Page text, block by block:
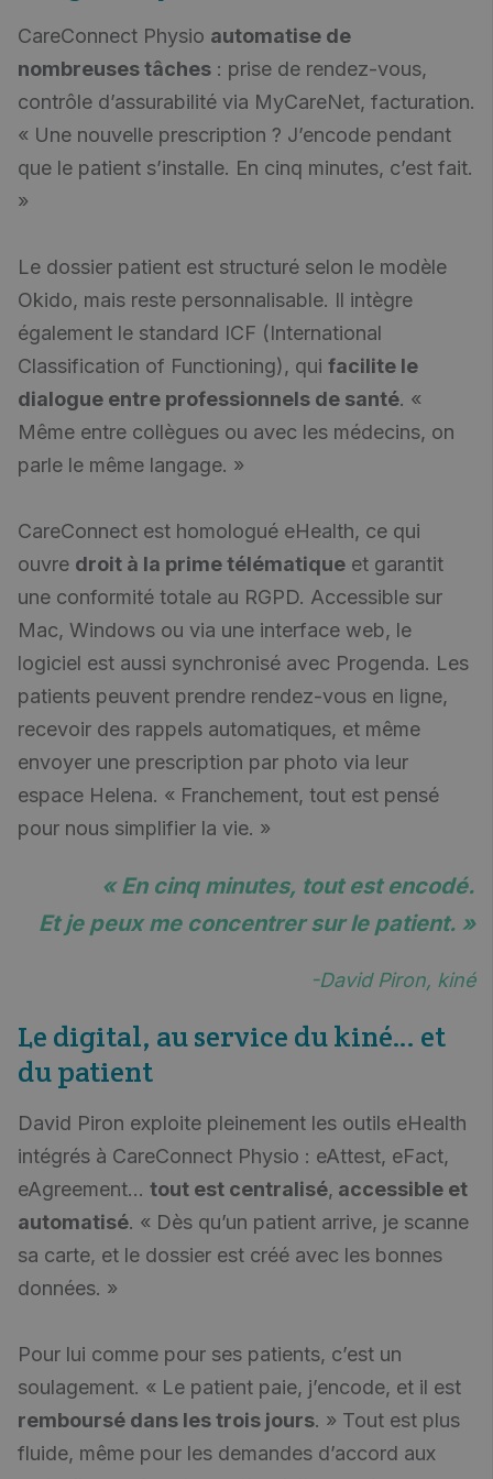
CareConnect Physio automatise de
nombreuses tâches : prise de rendez-vous,
contrôle d’assurabilité via MyCareNet, facturation.
« Une nouvelle prescription ? J’encode pendant
que le patient s’installe. En cinq minutes, c’est fait.
»
Le dossier patient est structuré selon le modèle
Okido, mais reste personnalisable. Il intègre
également le standard ICF (International
Classification of Functioning), qui facilite le
dialogue entre professionnels de santé. «
Même entre collègues ou avec les médecins, on
parle le même langage. »
CareConnect est homologué eHealth, ce qui
ouvre droit à la prime télématique et garantit
une conformité totale au RGPD. Accessible sur
Mac, Windows ou via une interface web, le
logiciel est aussi synchronisé avec Progenda. Les
patients peuvent prendre rendez-vous en ligne,
recevoir des rappels automatiques, et même
envoyer une prescription par photo via leur
espace Helena. « Franchement, tout est pensé
pour nous simplifier la vie. »
« En cinq minutes, tout est encodé.
Et je peux me concentrer sur le patient. »
-David Piron, kiné
Le digital, au service du kiné… et
du patient
David Piron exploite pleinement les outils eHealth
intégrés à CareConnect Physio : eAttest, eFact,
eAgreement… tout est centralisé, accessible et
automatisé. « Dès qu’un patient arrive, je scanne
sa carte, et le dossier est créé avec les bonnes
données. »
Pour lui comme pour ses patients, c’est un
soulagement. « Le patient paie, j’encode, et il est
remboursé dans les trois jours. » Tout est plus
fluide, même pour les demandes d’accord aux